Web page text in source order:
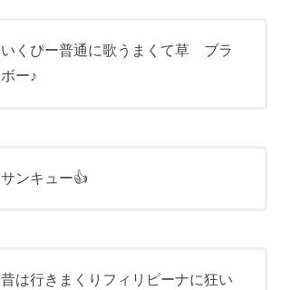
いくぴー普通に歌うまくて草 ブラ
ボー♪
サンキュー👍
昔は行きまくりフィリピーナに狂い